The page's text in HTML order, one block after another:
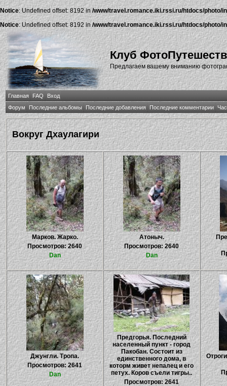
Notice: Undefined offset: 8192 in /www/travel.romance.iki.rssi.ru/htdocs/photo/
Notice: Undefined offset: 8192 in/www/travel.romance.iki.rssi.ru/htdocs/photo/
Клуб
Предлагаем вашему вниманию
Главная FAQ
Вход
Форум
Последние альбомы Последние добавления Последние комментарии
Вокруг Дхаулагири
Марков. Жарко.
Просмотров: 2640
Dan
Атоныч.
Просмотров: 2640
Dan
Джунгли. Тропа.
Просмотров: 2641
Dan
Предгорья. Последний
населенный пункт - город
Пакобан. Состоит из
единственного дома, в
которм живет непалец и его
петух. Коров съели тигры..
Просмотров: 2641